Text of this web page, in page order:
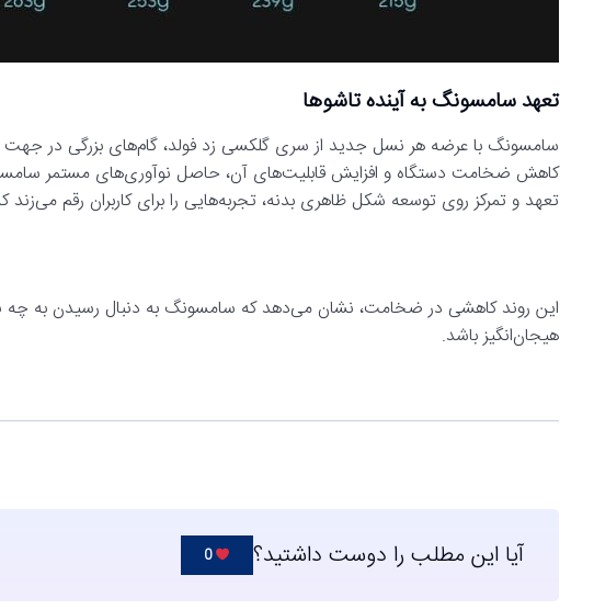
تعهد سامسونگ به آینده تاشوها
سامسونگ با عرضه هر نسل جدید از سری گلکسی زد فولد، گام‌های بزرگی در جهت
کاهش ضخامت دستگاه و افزایش قابلیت‌های آن، حاصل نوآوری‌های مستمر
تعهد و تمرکز روی توسعه شکل ظاهری بدنه، تجربه‌هایی را برای کاربران رقم می‌زند
این روند کاهشی در ضخامت، نشان می‌دهد که سامسونگ به دنبال رسیدن به
هیجان‌انگیز باشد.
آیا این مطلب را دوست داشتید؟ 0